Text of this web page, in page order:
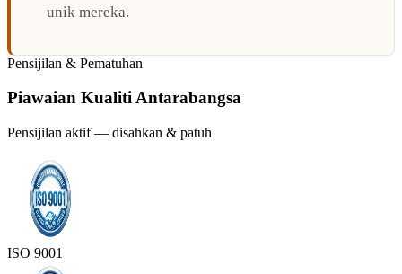
unik mereka.
Pensijilan & Pematuhan
Piawaian Kualiti Antarabangsa
Pensijilan aktif — disahkan & patuh
ISO 9001